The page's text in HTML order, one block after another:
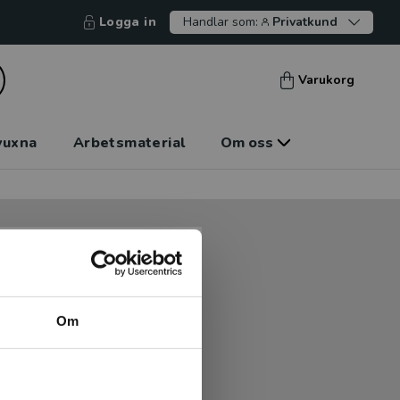
Om
Logga in Handlar som: Privatkund
Varukorg
Arbetsmaterial Om oss
betala mot faktura
hos oss.